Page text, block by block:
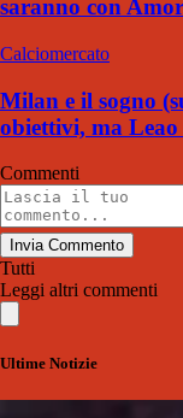
saranno con
Calciomercato
Milan e il sogno
obiettivi, ma
Commenti
Invia Commento
Tutti
Leggi altri commenti
Ultime Notizie